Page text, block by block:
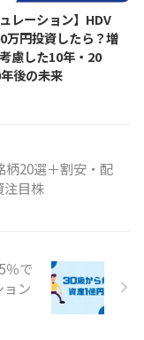
ュレーション】HDV
万円投資したら？増
慮した10年・20
後の未来
柄20選＋割安・配
注目株
％で
ョン